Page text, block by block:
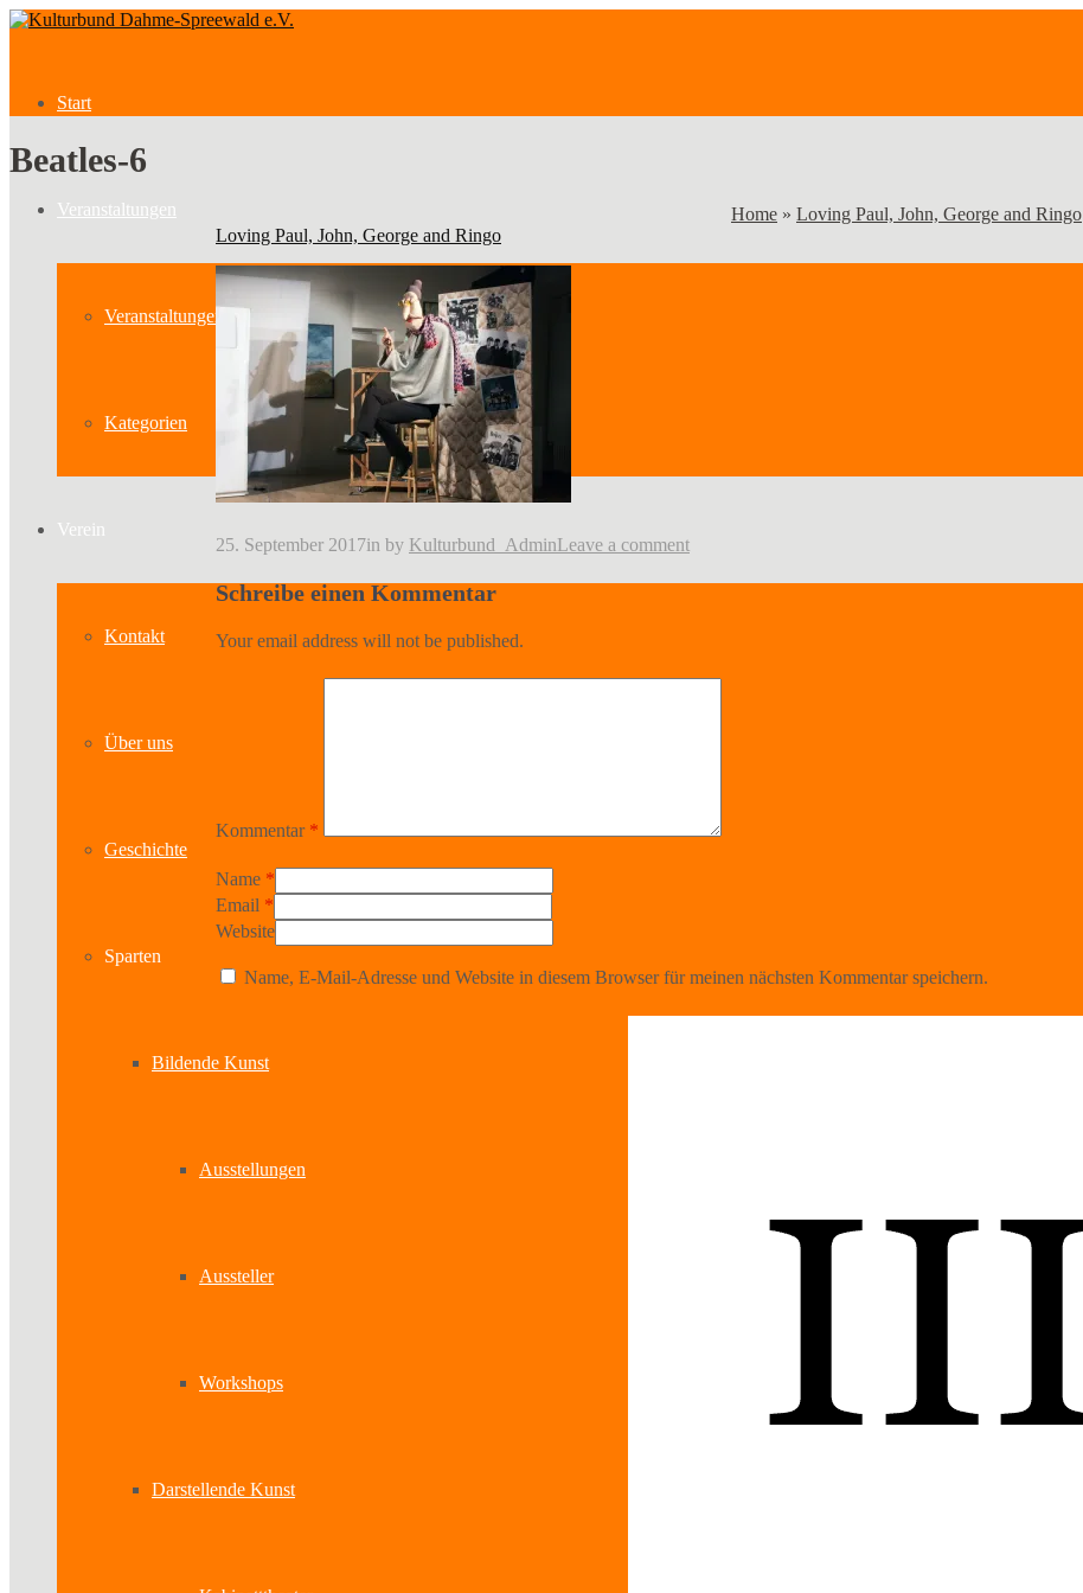
Start
Veranstaltungen
Veranstaltungen
Kategorien
Verein
Kontakt
Über uns
Geschichte
Sparten
Bildende Kunst
Ausstellungen
Aussteller
Workshops
Darstellende Kunst
Beatles-6
Home » Loving Paul, John, George and Ringo
Loving Paul, John, George and Ringo
25. September 2017in by Kulturbund_AdminLeave a comment
Schreibe einen Kommentar
Your email address will not be published.
Kommentar *
Name *
Email *
Website
Name, E-Mail-Adresse und Website in diesem Browser für meinen nächsten Kommentar speichern.